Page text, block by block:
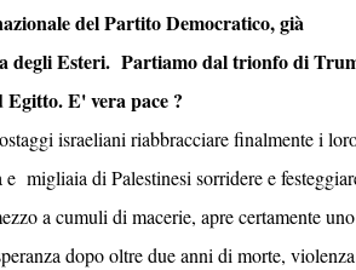
del Partito Democratico, già
degli Esteri. Partiamo dal trionfo di
Egitto. E' vera pace ?
israeliani riabbracciare finalmente i
migliaia di Palestinesi sorridere e
a cumuli di macerie, apre certamente uno
dopo oltre due anni di morte,